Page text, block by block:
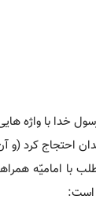
خدا با واژه
احتجاج کرد (و
با امامیّه
است: